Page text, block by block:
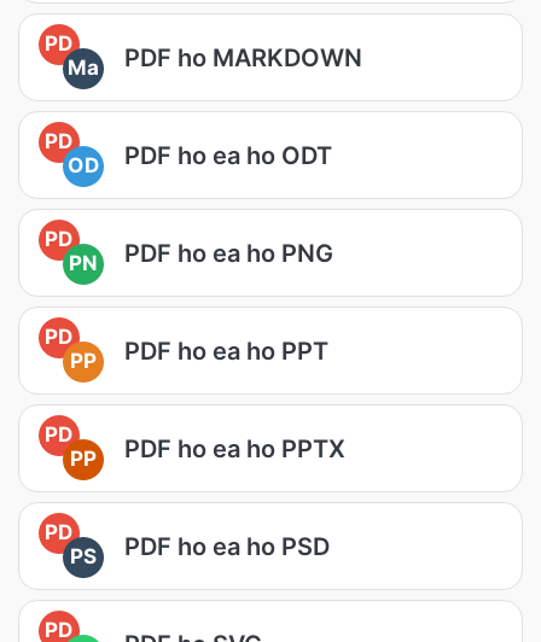
PD
Ma
PDF ho MARKDOWN
PD
OD
PDF ho ea ho ODT
PD
PN
PDF ho ea ho PNG
PD
PP
PDF ho ea ho PPT
PD
PP
PDF ho ea ho PPTX
PD
PS
PDF ho ea ho PSD
PD